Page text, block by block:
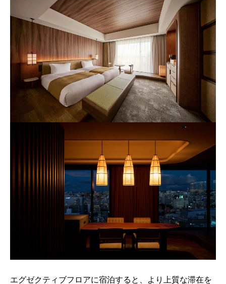
エグゼクティブフロアに宿泊すると、より上質な滞在を